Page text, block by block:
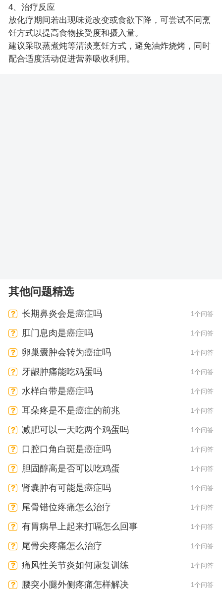
4、治疗反应
放化疗期间若出现味觉改变或食欲下降，可尝试不同烹
饪方式以提高食物接受度和摄入量。
建议采取蒸煮炖等清淡烹饪方式，避免油炸烧烤，同时
配合适度活动促进营养吸收利用。
其他问题精选
长期鼻炎会是癌症吗 1个问答
肛门息肉是癌症吗 1个问答
卵巢囊肿会转为癌症吗 1个问答
牙龈肿痛能吃鸡蛋吗 1个问答
水样白带是癌症吗 1个问答
耳朵疼是不是癌症的前兆 1个问答
减肥可以一天吃两个鸡蛋吗 1个问答
口腔口角白斑是癌症吗 1个问答
胆固醇高是否可以吃鸡蛋 1个问答
肾囊肿有可能是癌症吗 1个问答
尾骨错位疼痛怎么治疗 1个问答
有胃病早上起来打嗝怎么回事 1个问答
尾骨尖疼痛怎么治疗 1个问答
痛风性关节炎如何康复训练 1个问答
腰突小腿外侧疼痛怎样解决 1个问答